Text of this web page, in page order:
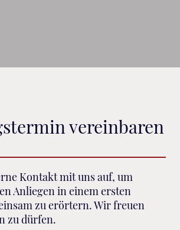
vereinbaren
Kontakt mit uns auf, um
Anliegen in einem ersten
zu erörtern. Wir freuen
zu dürfen.